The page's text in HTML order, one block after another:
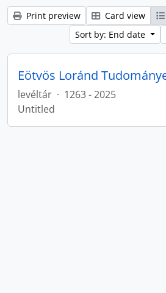
Print preview Card view
Sort by: End date
levéltár · 1263 - 2025
Untitled